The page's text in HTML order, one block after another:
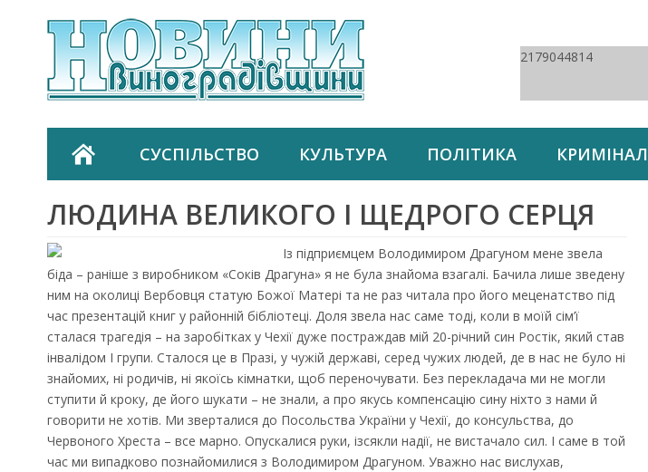
2179044814
СУСПІЛЬСТВО КУЛЬТУРА ПОЛІТИКА КРИМІНАЛ
ЛЮДИНА ВЕЛИКОГО І ЩЕДРОГО СЕРЦЯ
Із підприємцем Володимиром Драгуном мене звела
біда – раніше з виробником «Соків Драгуна» я не була знайома взагалі. Бачила лише зведену
ним на околиці Вербовця статую Божої Матері та не раз читала про його меценатство під
час презентацій книг у районній бібліотеці. Доля звела нас саме тоді, коли в моїй сім’ї
сталася трагедія – на заробітках у Чехії дуже постраждав мій 20-річний син Ростік, який став
інвалідом І групи. Сталося це в Празі, у чужій державі, серед чужих людей, де в нас не було ні
знайомих, ні родичів, ні якоїсь кімнатки, щоб переночувати. Без перекладача ми не могли
ступити й кроку, де його шукати – не знали, а про якусь компенсацію сину ніхто з нами й
говорити не хотів. Ми зверталися до Посольства України у Чехії, до консульства, до
Червоного Хреста – все марно. Опускалися руки, ізсякли надії, не вистачало сил. І саме в той
час ми випадково познайомилися з Володимиром Драгуном. Уважно нас вислухав,
Вітаємо